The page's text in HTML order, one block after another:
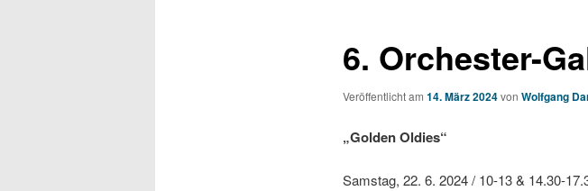
6. Orchester-
Veröffentlicht am 14. März 2024von Wolfgang
„Golden Oldies“
Samstag, 22. 6. 2024 / 10-13 & 14.30-